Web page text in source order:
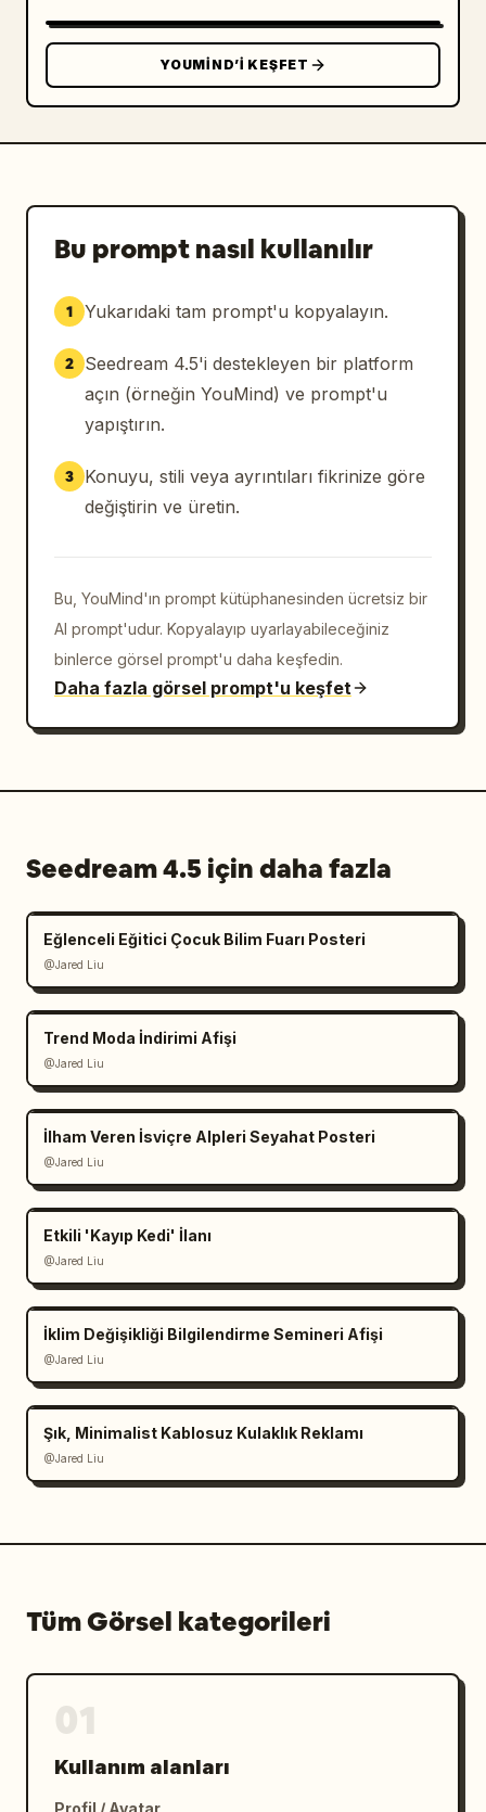
YOUMIND’I KEŞFET
Bu prompt nasıl kullanılır
1 Yukarıdaki tam prompt'u kopyalayın.
2
Seedream 4.5'i destekleyen bir platform
açın (örneğin YouMind) ve prompt'u
yapıştırın.
3
Konuyu, stili veya ayrıntıları fikrinize göre
değiştirin ve üretin.
Bu, YouMind'ın prompt kütüphanesinden ücretsiz bir
AI prompt'udur. Kopyalayıp uyarlayabileceğiniz
binlerce görsel prompt'u daha keşfedin.
Daha fazla görsel prompt'u keşfet
Seedream 4.5 için daha fazla
Eğlenceli Eğitici Çocuk Bilim Fuarı Posteri
@Jared Liu
Trend Moda İndirimi Afişi
@Jared Liu
İlham Veren İsviçre Alpleri Seyahat Posteri
@Jared Liu
Etkili 'Kayıp Kedi' İlanı
@Jared Liu
İklim Değişikliği Bilgilendirme Semineri Afişi
@Jared Liu
Şık, Minimalist Kablosuz Kulaklık Reklamı
@Jared Liu
Tüm Görsel kategorileri
Kullanım alanları
Profil / Avatar